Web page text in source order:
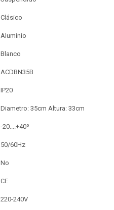
Clásico
Aluminio
Blanco
ACDBN35B
IP20
Diametro: 35cm Altura: 33cm
-20....+40º
50/60Hz
No
CE
220-240V